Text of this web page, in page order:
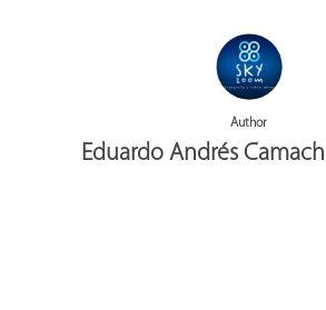
Author
Eduardo Andrés